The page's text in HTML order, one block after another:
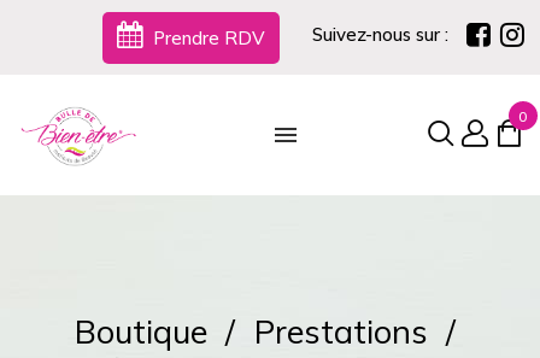
Prendre RDV Suivez-nous sur :
0
Boutique
Prestations